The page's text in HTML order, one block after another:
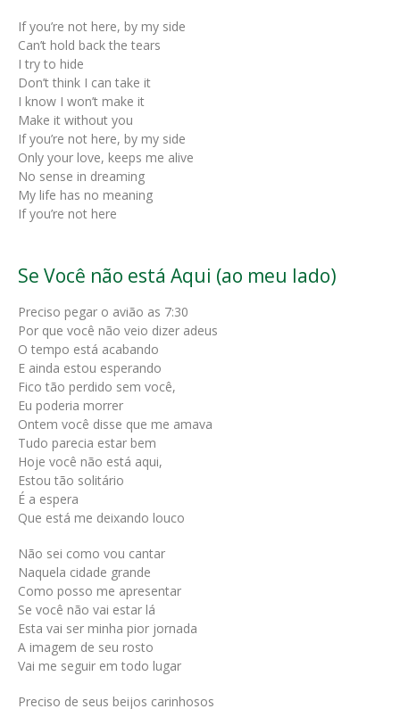
If you’re not here, by my side
Can’t hold back the tears
I try to hide
Don’t think I can take it
I know I won’t make it
Make it without you
If you’re not here, by my side
Only your love, keeps me alive
No sense in dreaming
My life has no meaning
If you’re not here
Se Você não está Aqui (ao meu lado)
Preciso pegar o avião as 7:30
Por que você não veio dizer adeus
O tempo está acabando
E ainda estou esperando
Fico tão perdido sem você,
Eu poderia morrer
Ontem você disse que me amava
Tudo parecia estar bem
Hoje você não está aqui,
Estou tão solitário
É a espera
Que está me deixando louco
Não sei como vou cantar
Naquela cidade grande
Como posso me apresentar
Se você não vai estar lá
Esta vai ser minha pior jornada
A imagem de seu rosto
Vai me seguir em todo lugar
Preciso de seus beijos carinhosos